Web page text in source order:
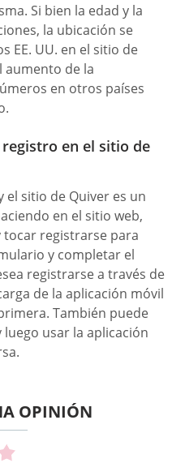
Si bien la edad y la
la ubicación se
EE. UU. en el sitio de
aumento de la
en otros países
registro en el sitio de
el sitio de Quiver es un
en el sitio web,
registrarse para
y completar el
registrarse a través de
de la aplicación móvil
También puede
usar la aplicación
OPINIÓN